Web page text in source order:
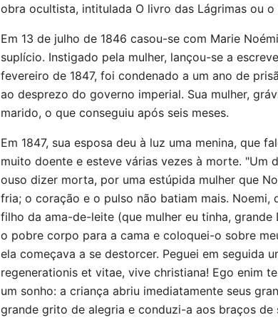
obra ocultista, intitulada O livro das Lágrimas ou
Em 13 de julho de 1846 casou-se com Marie
suplício. Instigado pela mulher, lançou-se a
fevereiro de 1847, foi condenado a um ano de
ao desprezo do governo imperial. Sua mulher,
marido, o que conseguiu após seis meses.
Em 1847, sua esposa deu à luz uma menina, que
muito doente e esteve várias vezes à morte. "Um
ouso dizer morta, por uma estúpida mulher que
fria; o coração e o pulso não batiam mais.
filho da ama-de-leite (que mulher eu tinha,
o pobre corpo para a cama e coloquei-o sobre
ela começava a se destorcer. Peguei em seguida
regenerationis et vitae, vive christiana! Ego enim
um sonho: a criança abriu imediatamente seus
grande grito de alegria e conduzi-a aos braços